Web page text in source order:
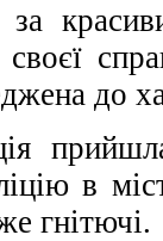
своєї
до
в
гнітючі.